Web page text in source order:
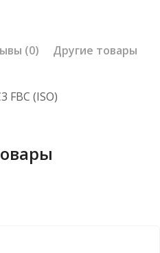
(0) Другие товары
FBC (ISO)